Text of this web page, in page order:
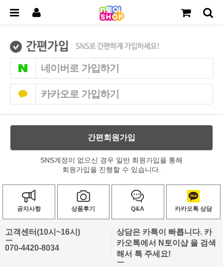
네이버로 가입하기
카카오로 가입하기
간편회원가입
SNS계정이 없으신 경우 일반 회원가입을 통해
회원가입을 진행할 수 있습니다.
공지사항 상품후기 Q&A 카카오톡 상담
고객센터(10시~16시)
ㅡ
070-4420-8034
상담은 카톡이 빠릅니다. 카
카오톡에서 N토이샵 을 검색
해서 톡 주세요!
ㅡ